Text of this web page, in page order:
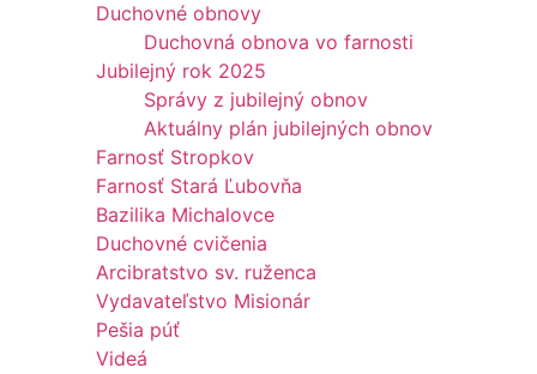
Duchovné obnovy
Duchovná obnova vo farnosti
Jubilejný rok 2025
Správy z jubilejný obnov
Aktuálny plán jubilejných obnov
Farnosť Stropkov
Farnosť Stará Ľubovňa
Bazilika Michalovce
Duchovné cvičenia
Arcibratstvo sv. ruženca
Vydavateľstvo Misionár
Pešia púť
Videá